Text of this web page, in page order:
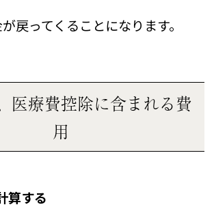
戻ってくることになります。
医療費控除に含まれる費
用
算する